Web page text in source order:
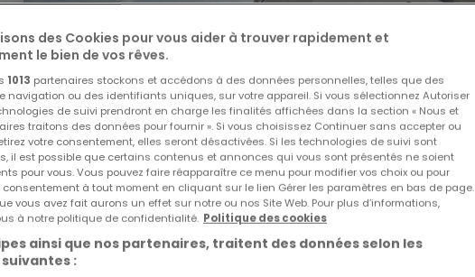
des Cookies pour vous aider à trouver rapidement et
le bien de vos rêves.
1013 partenaires stockons et accédons à des données personnelles, telles que des
navigation ou des identifiants uniques, sur votre appareil. Si vous sélectionnez Autoriser
de suivi prendront en charge les finalités affichées dans la section « Nous et
traitons des données pour fournir ». Si vous choisissez Continuer sans accepter ou
votre consentement, elles seront désactivées. Si les technologies de suivi sont
il est possible que certains contenus et annonces qui vous sont présentés ne soient
pour vous. Vous pouvez faire réapparaître ce menu pour modifier vos choix ou pour
consentement à tout moment en cliquant sur le lien Gérer les paramètres en bas de page.
vous avez fait aurons un effet sur notre ou nos Site Web. Pour plus d’informations,
à notre politique de confidentialité. Politique des cookies
ainsi que nos partenaires, traitent des données selon les
: